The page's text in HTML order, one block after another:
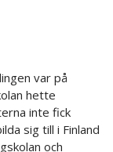
var på
hette
inte fick
sig till i Finland
och